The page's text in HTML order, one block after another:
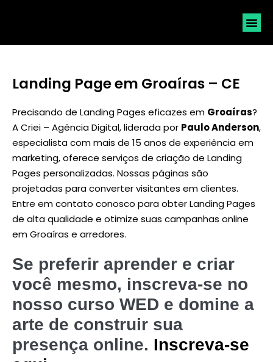
Landing Page em Groaíras – CE
Precisando de Landing Pages eficazes em Groaíras?
A Criei – Agência Digital, liderada por Paulo Anderson,
especialista com mais de 15 anos de experiência em
marketing, oferece serviços de criação de Landing
Pages personalizadas. Nossas páginas são
projetadas para converter visitantes em clientes.
Entre em contato conosco para obter Landing Pages
de alta qualidade e otimize suas campanhas online
em Groaíras e arredores.
Se preferir aprender e criar
você mesmo, inscreva-se no
nosso curso WED e domine a
arte de construir sua
presença online. Inscreva-se